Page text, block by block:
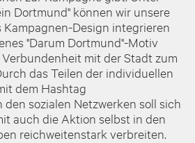
Dortmund" können wir unsere
Kampagnen-Design integrieren
"Darum Dortmund"-Motiv
mit der Stadt zum
das Teilen der individuellen
dem Hashtag
sozialen Netzwerken soll sich
auch die Aktion selbst in den
reichweitenstark verbreiten.